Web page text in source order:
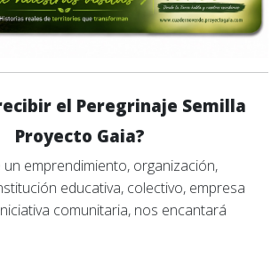
el Peregrinaje Semilla
Proyecto Gaia?
emprendimiento, organización,
educativa, colectivo, empresa
comunitaria, nos encantará